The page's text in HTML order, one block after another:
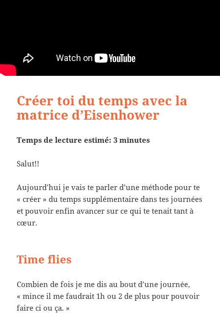
Créer toi du temps avec la
matrice d’Eisenhower
Temps de lecture estimé: 3 minutes
Salut!!
Aujourd’hui je vais te parler d’une méthode pour te
« créer » du temps supplémentaire dans tes journées
et pouvoir enfin avancer sur ce qui te tenait tant à
cœur.
Time flies
Combien de fois je me dis au bout d’une journée,
« mince il me faudrait 1h ou 2 de plus pour pouvoir
faire ci ou ça. »